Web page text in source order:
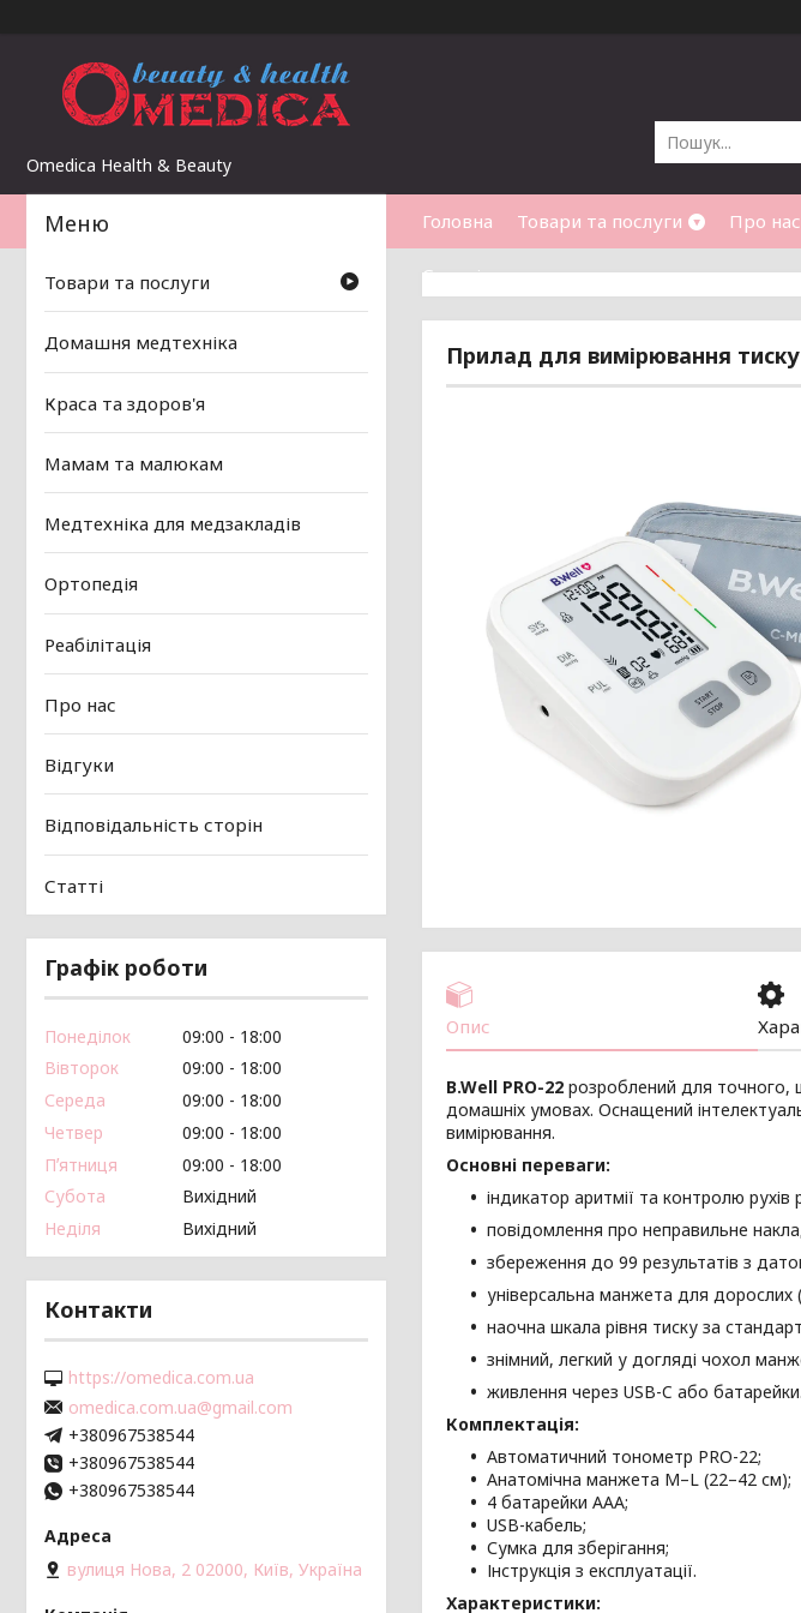
Omedica Health & Beauty
Головна Товари та послуги Про нас
Статті
Прилад для вимірювання тиску
Опис
B.Well PRO-22 розроблений для точного,
домашніх умовах. Оснащений
вимірювання.
Основні переваги:
індикатор аритмії та контролю рухів
повідомлення про неправильне
збереження до 99 результатів з
універсальна манжета для дорослих
наочна шкала рівня тиску за
знімний, легкий у догляді чохол
живлення через USB-C або батарейки.
Комплектація:
Автоматичний тонометр PRO-22;
Анатомічна манжета M–L (22–42 см);
4 батарейки AAA;
USB-кабель;
Сумка для зберігання;
Інструкція з експлуатації.
Характеристики:
Товари та послуги
Домашня медтехніка
Краса та здоров'я
Мамам та малюкам
Медтехніка для медзакладів
Ортопедія
Реабілітація
Про нас
Відгуки
Відповідальність сторін
Статті
Графік роботи
Понеділок 09:00
18:00
Вівторок
09:00
18:00
Середа
09:00
18:00
Четвер
09:00
18:00
Пʼятниця
09:00
18:00
Субота
Вихідний
Неділя
Вихідний
Контакти
https://omedica.com.ua
omedica.com.ua@gmail.com
+380967538544
+380967538544
+380967538544
вулиця Нова, 2 02000, Київ, Україна